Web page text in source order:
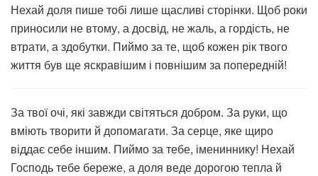
Нехай доля пише тобі лише щасливі сторінки. Щоб роки
приносили не втому, а досвід, не жаль, а гордість, не
втрати, а здобутки. Пиймо за те, щоб кожен рік твого
життя був ще яскравішим і повнішим за попередній!
За твої очі, які завжди світяться добром. За руки, що
вміють творити й допомагати. За серце, яке щиро
віддає себе іншим. Пиймо за тебе, імениннику! Нехай
Господь тебе береже, а доля веде дорогою тепла й